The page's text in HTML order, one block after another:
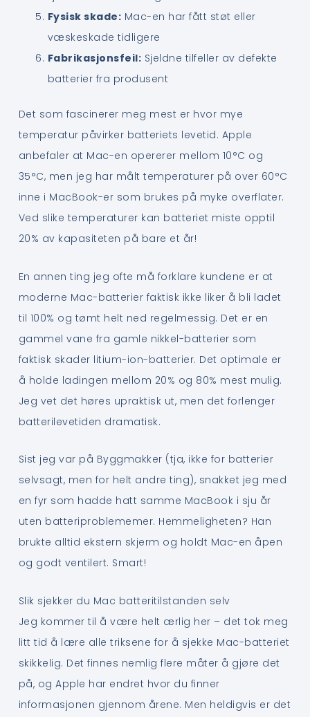
Fysisk skade: Mac-en har fått støt eller
væskeskade tidligere
Fabrikasjonsfeil: Sjeldne tilfeller av defekte
batterier fra produsent
Det som fascinerer meg mest er hvor mye
temperatur påvirker batteriets levetid. Apple
anbefaler at Mac-en opererer mellom 10°C og
35°C, men jeg har målt temperaturer på over 60°C
inne i MacBook-er som brukes på myke overflater.
Ved slike temperaturer kan batteriet miste opptil
20% av kapasiteten på bare et år!
En annen ting jeg ofte må forklare kundene er at
moderne Mac-batterier faktisk ikke liker å bli ladet
til 100% og tømt helt ned regelmessig. Det er en
gammel vane fra gamle nikkel-batterier som
faktisk skader litium-ion-batterier. Det optimale er
å holde ladingen mellom 20% og 80% mest mulig.
Jeg vet det høres upraktisk ut, men det forlenger
batterilevetiden dramatisk.
Sist jeg var på Byggmakker (tja, ikke for batterier
selvsagt, men for helt andre ting), snakket jeg med
en fyr som hadde hatt samme MacBook i sju år
uten batteriproblememer. Hemmeligheten? Han
brukte alltid ekstern skjerm og holdt Mac-en åpen
og godt ventilert. Smart!
Slik sjekker du Mac batteritilstanden selv
Jeg kommer til å være helt ærlig her – det tok meg
litt tid å lære alle triksene for å sjekke Mac-batteriet
skikkelig. Det finnes nemlig flere måter å gjøre det
på, og Apple har endret hvor du finner
informasjonen gjennom årene. Men heldigvis er det